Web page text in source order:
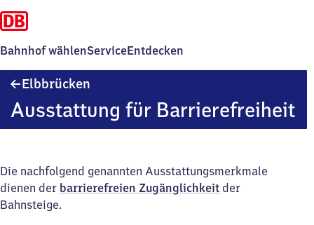
Bahnhof wählenServiceEntdecken
Elbbrücken
Ausstattung für Barrierefreiheit
Die nachfolgend genannten Ausstattungsmerkmale
dienen der barrierefreien Zugänglichkeit der
Bahnsteige.